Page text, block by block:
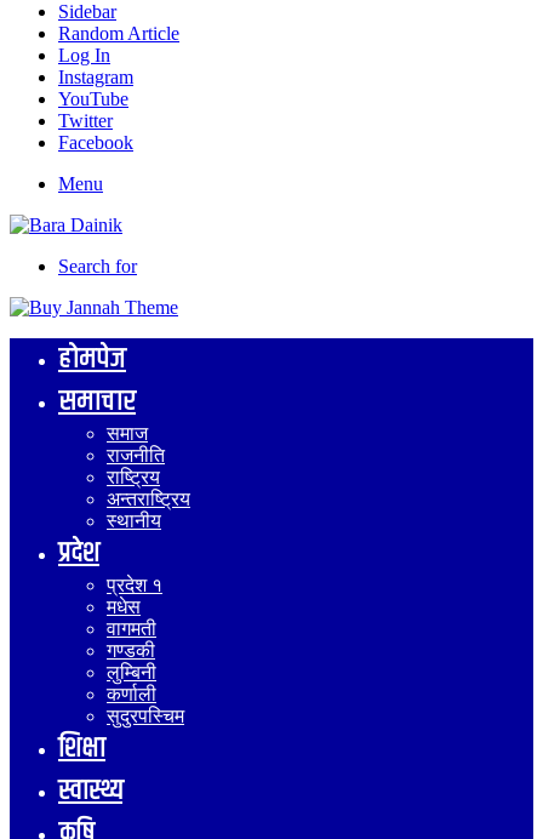
Sidebar
Random Article
Log In
Instagram
YouTube
Twitter
Facebook
Menu
Search for
होमपेज
समाचार
समाज
राजनीति
राष्ट्रिय
अन्तराष्ट्रिय
स्थानीय
प्रदेश
प्रदेश १
मधेस
वागमती
गण्डकी
लुम्बिनी
कर्णाली
सुदुरपस्चिम
शिक्षा
स्वास्थ्य